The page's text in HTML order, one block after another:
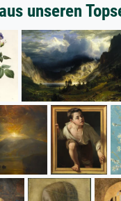
unseren